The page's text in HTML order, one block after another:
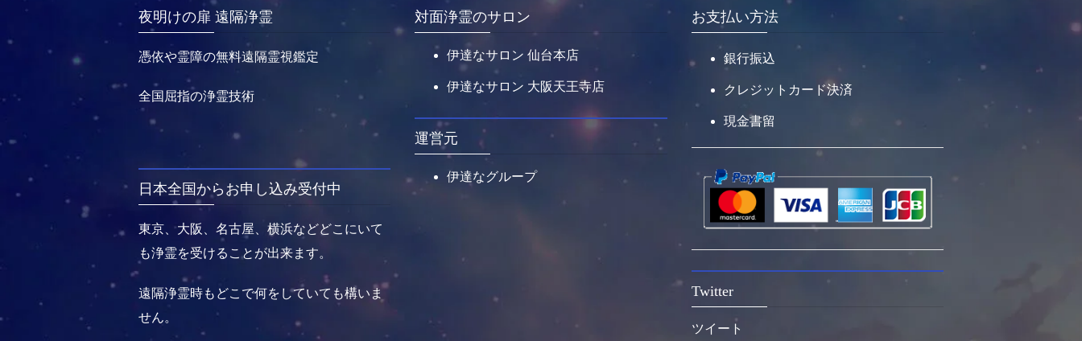
夜明けの扉 遠隔浄霊
憑依や霊障の無料遠隔霊視鑑定
全国屈指の浄霊技術
日本全国からお申し込み受付中
東京、大阪、名古屋、横浜などどこにいて
も浄霊を受けることが出来ます。
遠隔浄霊時もどこで何をしていても構いま
せん。
対面浄霊のサロン
伊達なサロン 仙台本店
伊達なサロン 大阪天王寺店
運営元
伊達なグループ
お支払い方法
銀行振込
クレジットカード決済
現金書留
Twitter
ツイート